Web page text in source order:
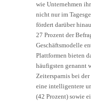
wie Unternehmen
nicht nur im
fördert darüber
27 Prozent der
Geschäftsmodelle
Plattformen bieten
häufigsten genannt
Zeitersparnis bei
eine intelligentere
(42 Prozent) sowie